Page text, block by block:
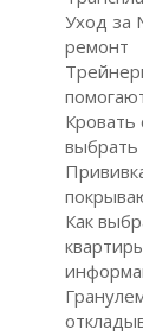
Уход за
ремонт
выбрать
Как